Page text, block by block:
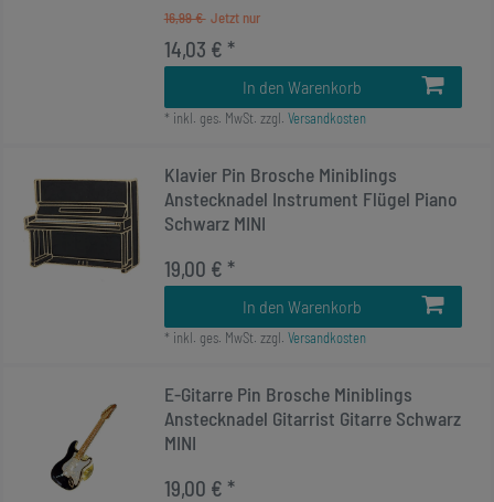
16,99 €
14,03 € *
In den Warenkorb
* inkl. ges. MwSt. zzgl. Versandkosten
Klavier Pin Brosche Miniblings
Anstecknadel Instrument Flügel Piano
Schwarz MINI
19,00 € *
In den Warenkorb
* inkl. ges. MwSt. zzgl. Versandkosten
E-Gitarre Pin Brosche Miniblings
Anstecknadel Gitarrist Gitarre Schwarz
MINI
19,00 € *